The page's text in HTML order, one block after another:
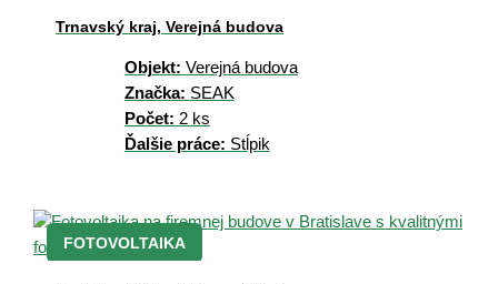
Trnavský kraj, Verejná budova
Objekt: Verejná budova
Značka: SEAK
Počet: 2 ks
Ďalšie práce: Stĺpik
FOTOVOLTAIKA